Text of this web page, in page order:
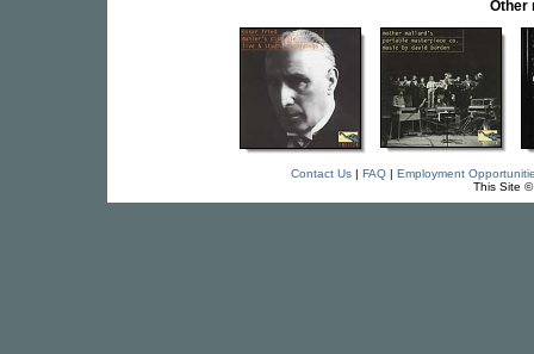
Other
Contact Us| FAQ| Employment
This Site